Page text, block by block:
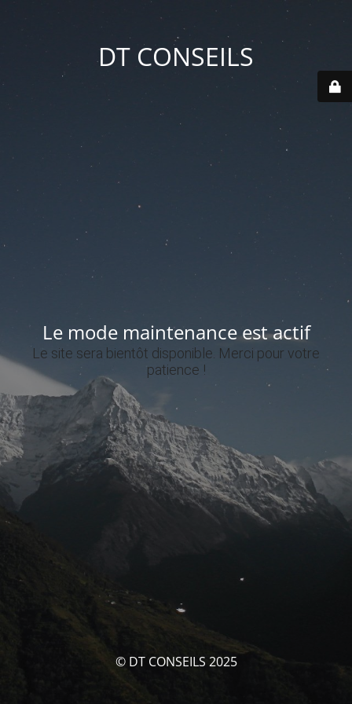
DT CONSEILS
Le mode maintenance est actif
Le site sera bientôt disponible. Merci pour votre
patience !
© DT CONSEILS 2025